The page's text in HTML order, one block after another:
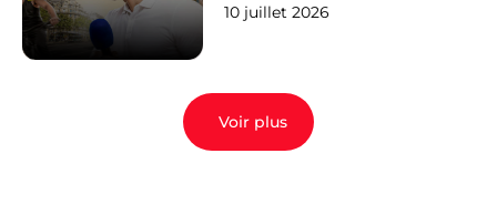
10 juillet 2026
Voir plus